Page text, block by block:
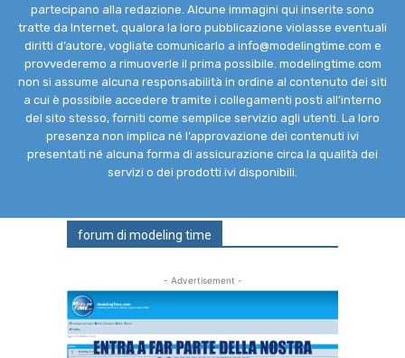
partecipano alla redazione. Alcune immagini qui inserite sono
tratte da Internet, qualora la loro pubblicazione violasse eventuali
diritti d’autore, vogliate comunicarlo a info@modelingtime.com e
provvederemo a rimuoverle il prima possibile. modelingtime.com
non si assume alcuna responsabilità in ordine al contenuto dei siti
a cui è possibile accedere tramite i collegamenti posti all’interno
del sito stesso, forniti come semplice servizio agli utenti. La loro
presenza non implica né l’approvazione dei contenuti ivi
presentati né alcuna forma di assicurazione circa la qualità dei
servizi o dei prodotti ivi disponibili.
forum di modeling time
- Advertisement -